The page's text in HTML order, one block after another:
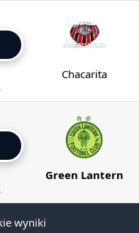
Chacarita
Green Lantern
wyniki